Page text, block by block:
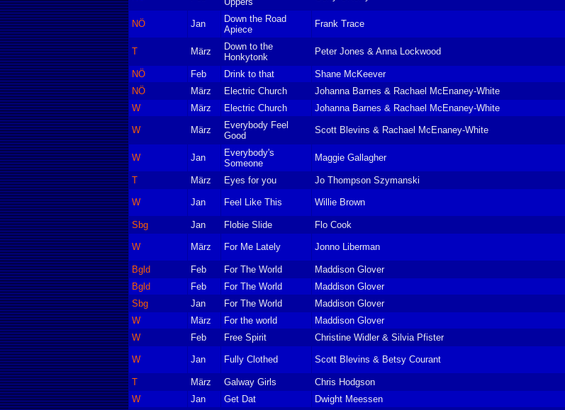
NÖ Jan
Down the Road
Apiece
Frank Trace
T März
Down to the
Honkytonk
Peter Jones & Anna Lockwood
NÖ
Feb Drink to that Shane McKeever
NÖ
März Electric Church Johanna Barnes & Rachael McEnaney-White
W
März Electric Church Johanna Barnes & Rachael McEnaney-White
W März
Everybody Feel
Good
Scott Blevins & Rachael McEnaney-White
W Jan
Everybody's
Someone
Maggie Gallagher
T März Eyes for you Jo Thompson Szymanski
W Jan Feel Like This Willie Brown
Sbg Jan Flobie Slide Flo Cook
W März For Me Lately Jonno Liberman
Bgld Feb For The World Maddison Glover
Bgld
Feb For The World Maddison Glover
Sbg
Jan For The World Maddison Glover
W
März For the world Maddison Glover
W
Feb Free Spirit Christine Widler & Silvia Pfister
W Jan Fully Clothed Scott Blevins & Betsy Courant
T März Galway Girls Chris Hodgson
W
Jan Get Dat Dwight Meessen